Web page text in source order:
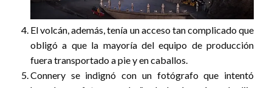
El volcán, además, tenía un acceso tan complicado que
obligó a que la mayoría del equipo de producción
fuera transportado a pie y en caballos.
Connery se indignó con un fotógrafo que intentó